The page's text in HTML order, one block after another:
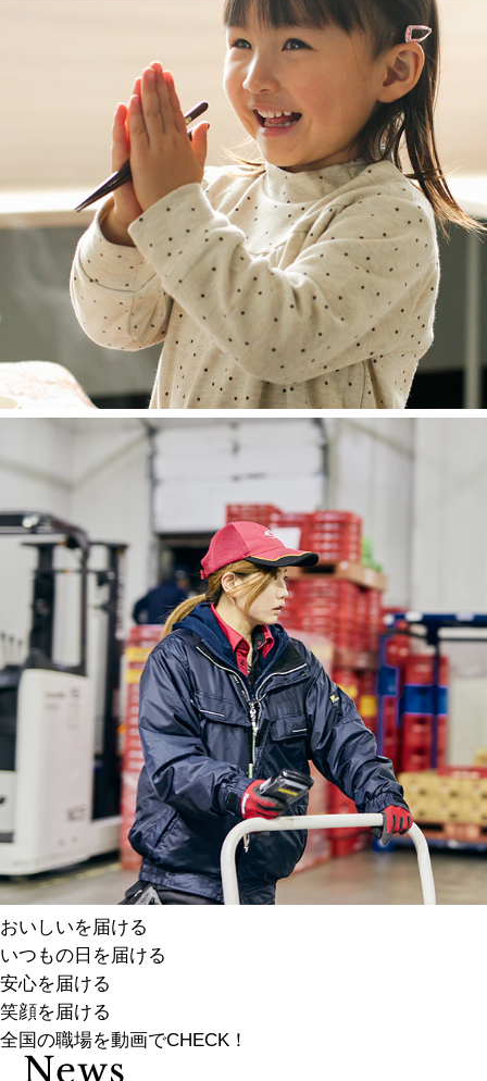
おいしいを届ける
いつもの日を届ける
安心を届ける
笑顔を届ける
全国の職場を動画でCHECK！